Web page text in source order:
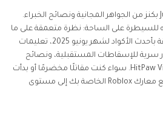
عزّز تجربة لعبك في Jump Stars بكنز من الجواهر المجانية ونصائح الخبراء.
للسيطرة على الساحة: نظرة متعمقة على ما
يميز Jump Stars، قائمة منسقة بأحدث الأكواد لشهر يونيو 2025، تعليمات
للإسقاطات المستقبلية، ونصائح
لتحرير الفيديو باستخدام HitPaw VikPea. سواء كنت مقاتلًا مخضرمًا أو بدأت
للتو، ستجد هنا كل الموارد لرفع معارك Roblox الخاصة بك إلى مستوى